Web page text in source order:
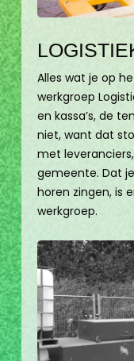
Alles wat je op
werkgroep
en kassa’s, de
niet, want dat
met
gemeente. Dat
horen zingen, is
werkgroep.